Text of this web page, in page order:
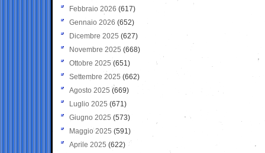
Febbraio 2026 (617)
Gennaio 2026 (652)
Dicembre 2025 (627)
Novembre 2025 (668)
Ottobre 2025 (651)
Settembre 2025 (662)
Agosto 2025 (669)
Luglio 2025 (671)
Giugno 2025 (573)
Maggio 2025 (591)
Aprile 2025 (622)